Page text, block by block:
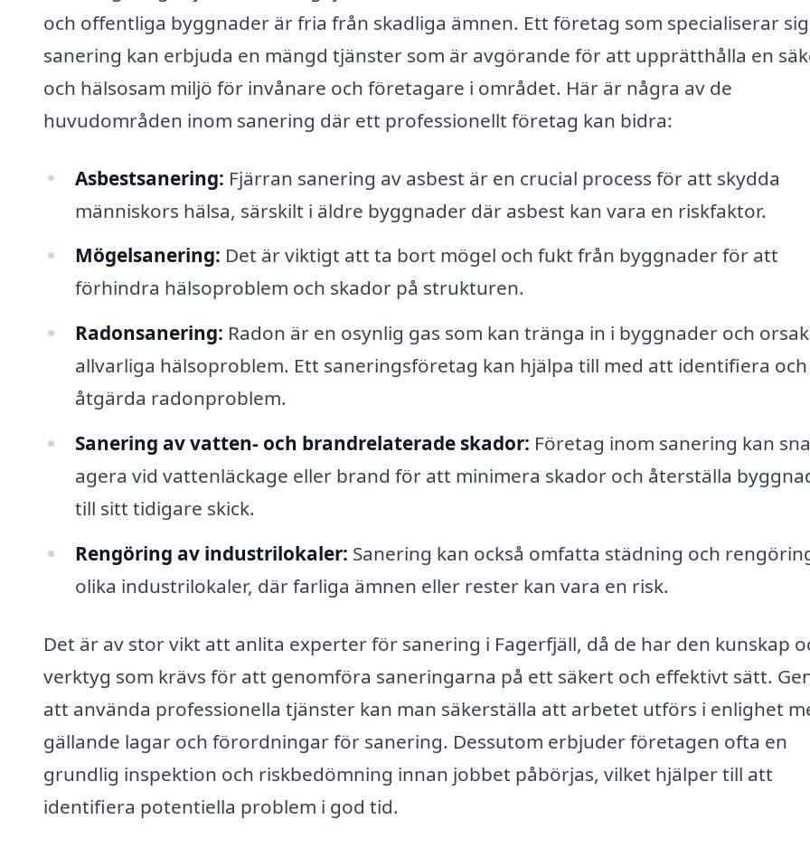
och offentliga byggnader är fria från skadliga ämnen. Ett företag som specialiserar
sanering kan erbjuda en mängd tjänster som är avgörande för att upprätthålla en
och hälsosam miljö för invånare och företagare i området. Här är några av de
huvudområden inom sanering där ett professionellt företag kan bidra:
Asbestsanering: Fjärran sanering av asbest är en crucial process för att skydda
människors hälsa, särskilt i äldre byggnader där asbest kan vara en riskfaktor.
Mögelsanering: Det är viktigt att ta bort mögel och fukt från byggnader för att
förhindra hälsoproblem och skador på strukturen.
Radonsanering: Radon är en osynlig gas som kan tränga in i byggnader och
allvarliga hälsoproblem. Ett saneringsföretag kan hjälpa till med att identifiera och
åtgärda radonproblem.
Sanering av vatten- och brandrelaterade skador: Företag inom sanering kan
agera vid vattenläckage eller brand för att minimera skador och återställa
till sitt tidigare skick.
Rengöring av industrilokaler: Sanering kan också omfatta städning och
olika industrilokaler, där farliga ämnen eller rester kan vara en risk.
Det är av stor vikt att anlita experter för sanering i Fagerfjäll, då de har den kunskap
verktyg som krävs för att genomföra saneringarna på ett säkert och effektivt sätt.
att använda professionella tjänster kan man säkerställa att arbetet utförs i enlighet
gällande lagar och förordningar för sanering. Dessutom erbjuder företagen ofta en
grundlig inspektion och riskbedömning innan jobbet påbörjas, vilket hjälper till att
identifiera potentiella problem i god tid.